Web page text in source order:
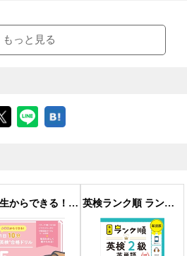
ビューア・モバイルビューア
もっと見る
小学生からできる！ 1日10分英検合格ドリル 5級単語 英検ランク順 ランク順英検2級英単語1750 新装版